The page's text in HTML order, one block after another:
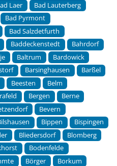
Laer
Bad Lauterberg
Bad Pyrmont
Bad Salzdetfurth
Baddeckenstedt
Bahrdorf
Baltrum
Bardowick
Barsinghausen
Barßel
Beesten
Belm
Bergen
Berne
Bevern
Bippen
Bispingen
Bliedersdorf
Blomberg
Bodenfelde
Börger
Borkum